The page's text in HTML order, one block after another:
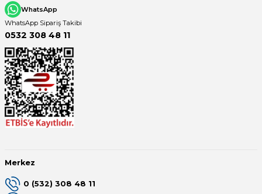
WhatsApp
WhatsApp Sipariş Takibi
0532 308 48 11
Merkez
0 (532) 308 48 11